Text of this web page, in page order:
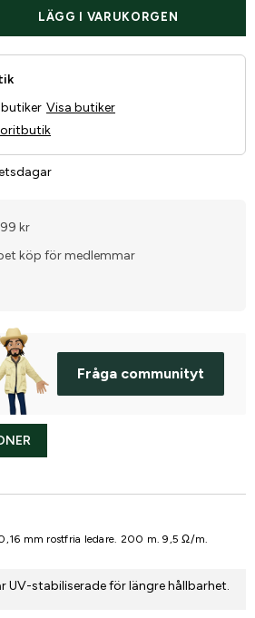
LÄGG I VARUKORGEN
Visa butiker
kr
köp för medlemmar
Fråga communityt
mm rostfria ledare. 200 m. 9,5 Ω/m.
UV-stabiliserade för längre hållbarhet.